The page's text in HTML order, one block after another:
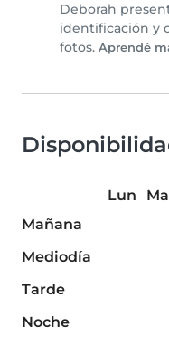
Deborah
identificación y
fotos. Aprendé
Lun
Mañana
Mediodía
Tarde
Noche